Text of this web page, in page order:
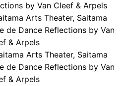
by Van Cleef & Arpels
Arts Theater, Saitama
de Dance Reflections by Van
& Arpels
Arts Theater, Saitama
de Dance Reflections by Van
& Arpels